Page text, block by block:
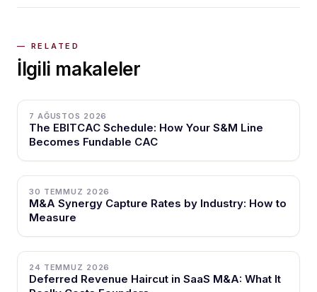
İlgili makaleler
7 AĞUSTOS 2026
The EBITCAC Schedule: How Your S&M Line
Becomes Fundable CAC
30 TEMMUZ 2026
M&A Synergy Capture Rates by Industry: How to
Measure
24 TEMMUZ 2026
Deferred Revenue Haircut in SaaS M&A: What It